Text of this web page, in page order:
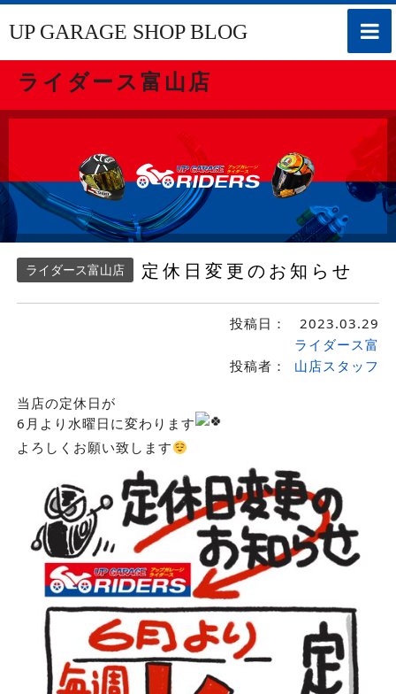
toggle
UP GARAGE SHOP BLOG
ライダース富山店
ライダース富山店 定休日変更のお知らせ
投稿日： 2023.03.29
投稿者：
ライダース富
山店スタッフ
当店の定休日が
6月より水曜日に変わります
よろしくお願い致します